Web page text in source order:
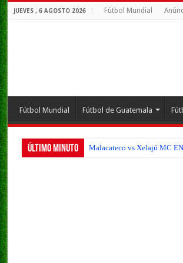
JUEVES , 6 AGOSTO 2026 Fútbol Mundial
Fútbol Mundial Fútbol de Guatemala
Último Minuto Malacateco vs Xelajú MC